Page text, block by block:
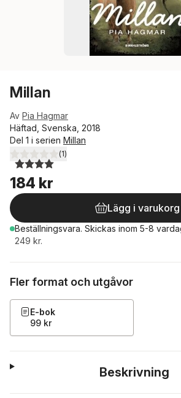
Millan
Av Pia Hagmar
Häftad, Svenska, 2018
Del 1 i serien Millan
4,0utav 5 stjärnor. Totalt antal röster:
(1)
184 kr
Lägg i varukorg
Beställningsvara. Skickas inom 5-8
249 kr.
Fler format och utgåvor
E-bok
99 kr
Beskrivning